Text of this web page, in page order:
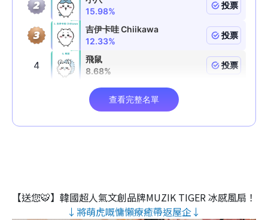
【送您🐯】韓國超人氣文創品牌MUZIK TIGER 冰感風扇！
↓將萌虎嘅慵懶療癒帶返屋企↓